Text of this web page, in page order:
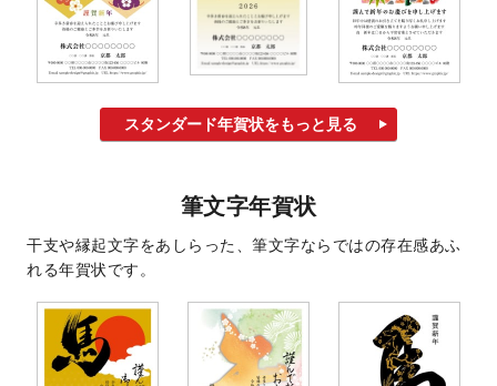
スタンダード年賀状をもっと見る
筆文字年賀状
干支や縁起文字をあしらった、筆文字ならではの存在感あふ
れる年賀状です。